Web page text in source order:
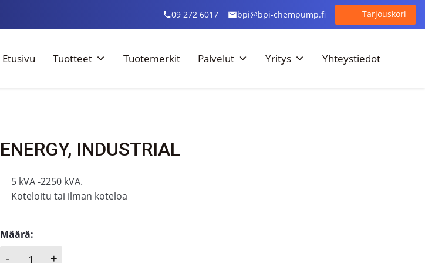
09 272 6017 bpi@bpi-chempump.fi Tarjouskori
Etusivu Tuotteet Tuotemerkit Palvelut Yritys Yhteystiedot
ENERGY, INDUSTRIAL
5 kVA -2250 kVA.
Koteloitu tai ilman koteloa
Määrä:
- +